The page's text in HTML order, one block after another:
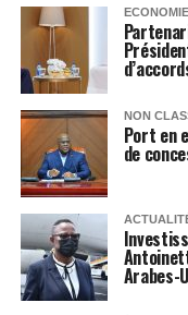
ECONOMIE
NON
Port en
de
Arabes-